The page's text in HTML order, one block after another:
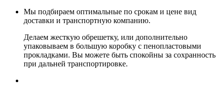
Мы подбираем оптимальные по срокам и цене вид
доставки и транспортную компанию.
Делаем жесткую обрешетку, или дополнительно
упаковываем в большую коробку с пенопластовыми
прокладками. Вы можете быть спокойны за сохранность
при дальней транспортировке.